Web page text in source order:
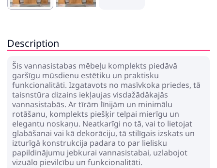
Description
Šis vannasistabas mēbeļu komplekts piedāvā
garšīgu mūsdienu estētiku un praktisku
funkcionalitāti. Izgatavots no masīvkoka priedes, tā
taisnstūra dizains iekļaujas visdažādākajās
vannasistabās. Ar tīrām līnijām un minimālu
rotāšanu, komplekts piešķir telpai mierīgu un
elegantu noskaņu. Neatkarīgi no tā, vai to lietojat
glabāšanai vai kā dekorāciju, tā stilīgais izskats un
izturīgā konstrukcija padara to par lielisku
papildinājumu jebkurai vannasistabai, uzlabojot
vizuālo pievilcību un funkcionalitāti.